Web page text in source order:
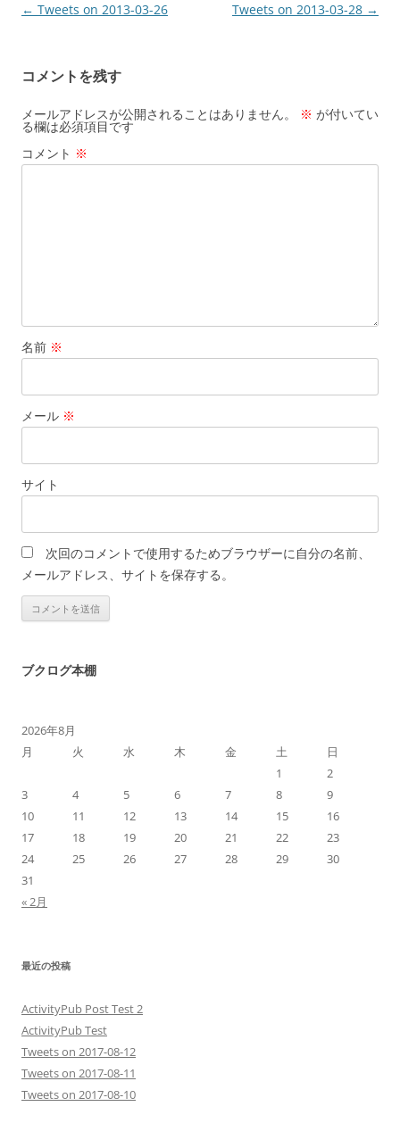
投
ビ
ゲ
ー
シ
← Tweets on 2013-03-26 Tweets on 2013-03-28 →
コメントを残す
メールアドレスが公開されることはありません。 ※ が付いてい
る欄は必須項目です
コメント ※
名前 ※
メール ※
サイト
次回のコメントで使用するためブラウザーに自分の名前、
メールアドレス、サイトを保存する。
ブクログ本棚
2026年8月
月
火 水 木 金 土
日
1
2
3
4 5 6 7 8
9
10
11 12 13 14 15
16
17
18 19 20 21 22
23
24
25 26 27 28 29
30
31
« 2月
最近の投稿
ActivityPub Post Test 2
ActivityPub Test
Tweets on 2017-08-12
Tweets on 2017-08-11
Tweets on 2017-08-10